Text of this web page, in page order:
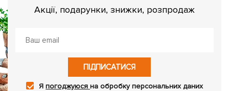
Акції, подарунки, знижки, розпродаж
ПІДПИСАТИСЯ
Япогоджуюсяна обробку персональних даних